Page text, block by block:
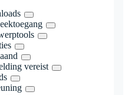
vereist